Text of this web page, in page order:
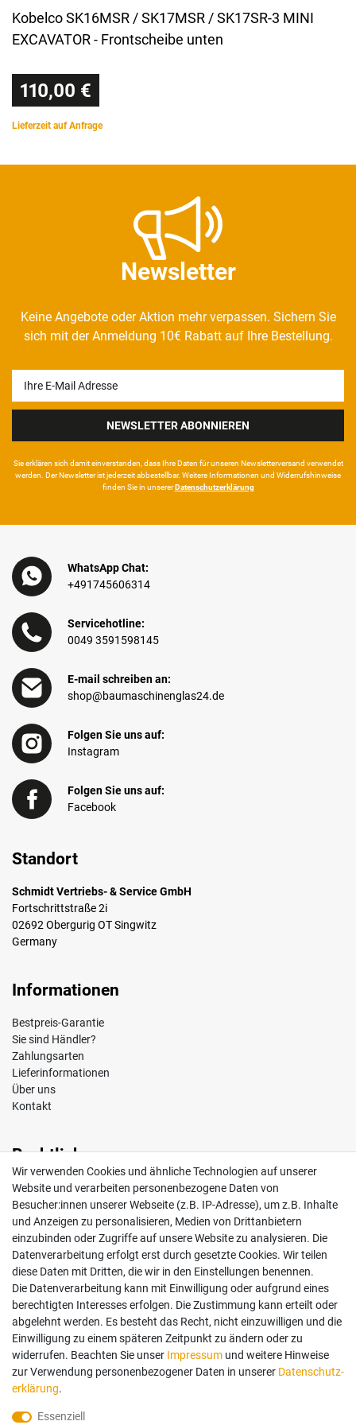
Kobelco SK16MSR / SK17MSR / SK17SR-3 MINI
EXCAVATOR - Frontscheibe unten
110,00 €
Lieferzeit auf Anfrage
Newsletter
Keine Angebote oder Aktion mehr verpassen. Sichern Sie
sich mit der Anmeldung 10€ Rabatt auf Ihre Bestellung.
Honig
NEWSLETTER ABONNIEREN
Sie erklären sich damit ein­ver­standen, dass Ihre Da­ten für unseren News­letter­versand ver­wen­det
werden. Der News­letter ist jeder­zeit ab­bestel­lbar. Weitere Infor­mationen und Wider­rufshin­weise
finden Sie in unsererDaten­schutz­erklärung
WhatsApp Chat:
+491745606314
Servicehotline:
0049 3591598145
E-mail schreiben an:
shop@baumaschinenglas24.de
Folgen Sie uns auf:
Instagram
Folgen Sie uns auf:
Facebook
Standort
Schmidt Vertriebs- & Service GmbH
Fortschrittstraße 2i
02692 Obergurig OT Singwitz
Germany
Informationen
Bestpreis-Garantie
Sie sind Händler?
Zahlungsarten
Lieferinformationen
Über uns
Kontakt
Rechtliches
Impressum
AGB
Widerrufsrecht
Datenschutz
Vertrag widerrufen
Mein Konto
Anmelden
Registrieren
Bezahlung und Versand
Wir verwenden Cookies und ähnliche Technologien auf unserer
Website und verarbeiten personenbezogene Daten von
Besucher:innen unserer Webseite (z.B. IP-Adresse), um z.B. Inhalte
und Anzeigen zu personalisieren, Medien von Drittanbietern
einzubinden oder Zugriffe auf unsere Website zu analysieren. Die
Datenverarbeitung erfolgt erst durch gesetzte Cookies. Wir teilen
diese Daten mit Dritten, die wir in den Einstellungen benennen.
Die Datenverarbeitung kann mit Einwilligung oder aufgrund eines
berechtigten Interesses erfolgen. Die Zustimmung kann erteilt oder
abgelehnt werden. Es besteht das Recht, nicht einzuwilligen und die
Einwilligung zu einem späteren Zeitpunkt zu ändern oder zu
widerrufen. Beachten Sie unser Impressum und weitere Hinweise
zur Verwendung personenbezogener Daten in unserer Daten­schutz­
erklärung.
Essenziell